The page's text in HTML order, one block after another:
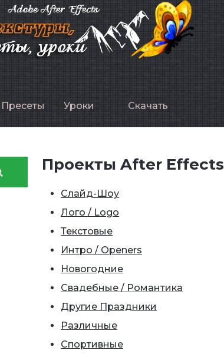
Пресеты Уроки Скачать
Проекты After Effects
Слайд-Шоу
Лого / Logo
Текстовые
Интро / Openers
Новогодние
Свадебные / Романтика
Другие Праздники
Различные
Спортивные